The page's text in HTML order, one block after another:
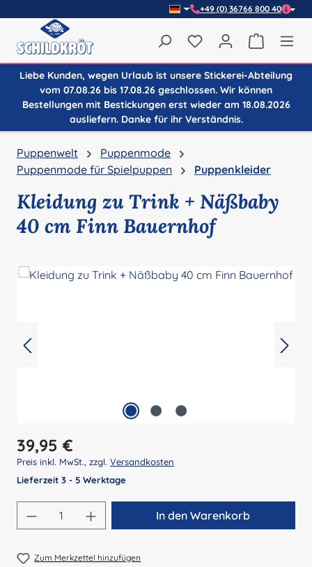
+49 (0) 36766 800 40
Du hast 0 Produkte
Liebe Kunden, wegen Urlaub ist unsere Stickerei-Abteilung
vom 07.08.26 bis 17.08.26 geschlossen. Wir können
Bestellungen mit Bestickungen erst wieder am 18.08.2026
ausliefern. Danke für ihr Verständnis.
Puppenwelt
Puppenmode
Puppenmode für Spielpuppen
Puppenkleider
Kleidung zu Trink + Näßbaby
40 cm Finn Bauernhof
Regulärer Preis:
39,95 €
Preis inkl. MwSt., zzgl. Versandkosten
Lieferzeit 3 - 5 Werktage
Produkt Anzahl: Gib den gewünschten
In den Warenkorb
Zum Merkzettel hinzufügen